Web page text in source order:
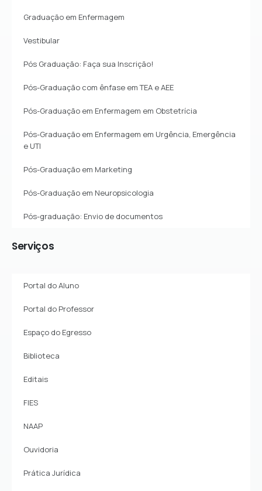
Graduação em Enfermagem
Vestibular
Pós Graduação: Faça sua Inscrição!
Pós-Graduação com ênfase em TEA e AEE
Pós-Graduação em Enfermagem em Obstetrícia
Pós-Graduação em Enfermagem em Urgência, Emergência
e UTI
Pós-Graduação em Marketing
Pós-Graduação em Neuropsicologia
Pós-graduação: Envio de documentos
Serviços
Portal do Aluno
Portal do Professor
Espaço do Egresso
Biblioteca
Editais
FIES
NAAP
Ouvidoria
Prática Jurídica